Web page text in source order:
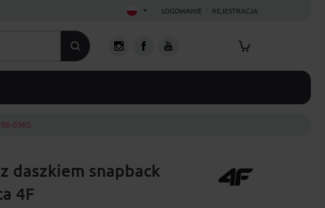
LOGOWANIE REJESTRACJA
036S
daszkiem snapback
4F